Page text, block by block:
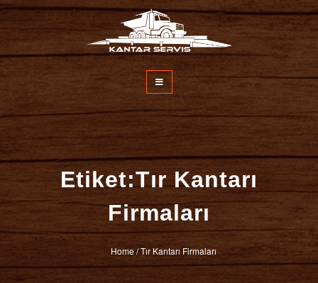
İçeriğe
Kantar Servisi
Etiket:Tır Kantarı
Firmaları
Home/Tır Kantarı Firmaları